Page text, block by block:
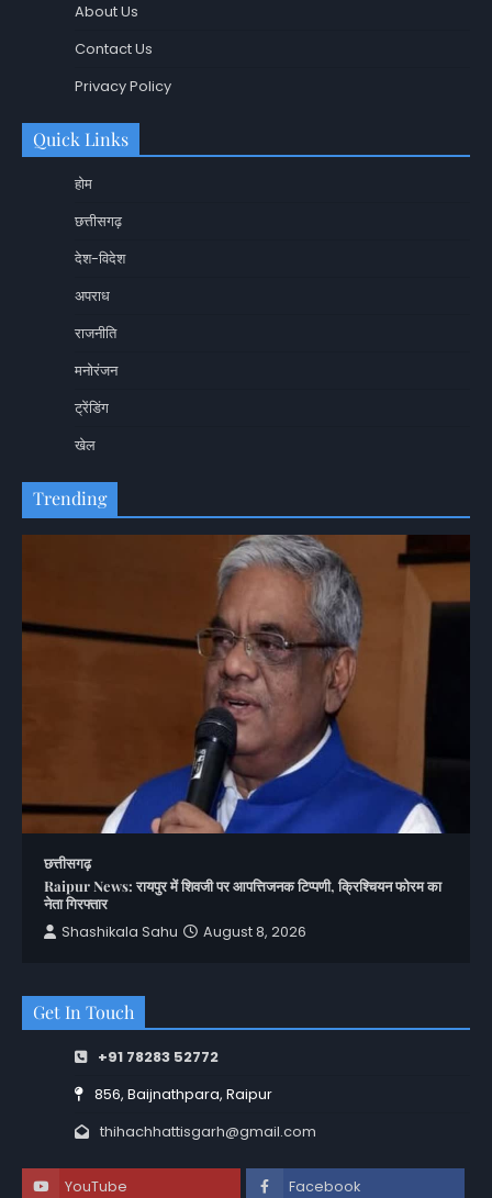
About Us
Contact Us
Privacy Policy
Quick Links
होम
छत्तीसगढ़
देश-विदेश
अपराध
राजनीति
मनोरंजन
ट्रेंडिंग
खेल
Trending
छत्तीसगढ़
Raipur News: रायपुर में शिवजी पर आपत्तिजनक टिप्पणी, क्रिश्चियन फोरम का
नेता गिरफ्तार
Shashikala Sahu
August 8, 2026
Get In Touch
+91 78283 52772
856, Baijnathpara, Raipur
thihachhattisgarh@gmail.com
YouTube Facebook